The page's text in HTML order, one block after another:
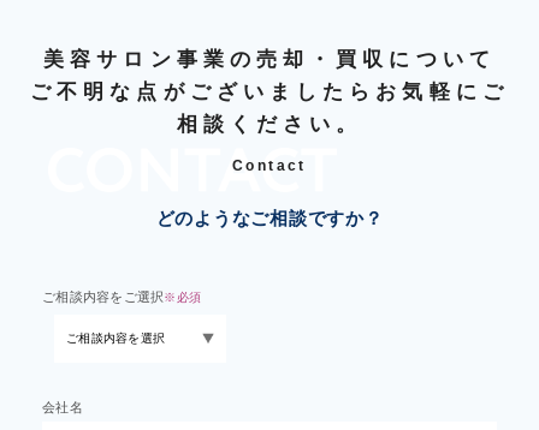
美容サロン事業の売却・買収について
ご不明な点がございましたらお気軽にご
相談ください。
Contact
どのようなご相談ですか？
ご相談内容をご選択※必須
会社名